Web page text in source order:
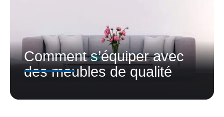
Comment s’équiper avec
des meubles de qualité